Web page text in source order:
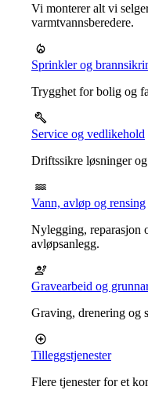
Vi monterer alt vi
varmtvannsberedere.
Sprinkler og
Trygghet for bolig og
Service og vedlikehold
Driftssikre løsninger
Vann, avløp og rensing
Nylegging, reparasjon
avløpsanlegg.
Gravearbeid og
Graving, drenering og
Tilleggstjenester
Flere tjenester for et